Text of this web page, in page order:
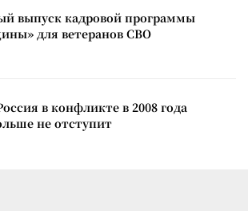
выпуск кадровой программы
для ветеранов СВО
в конфликте в 2008 года
не отступит